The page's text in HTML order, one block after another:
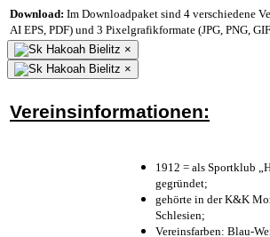
Download: Im Downloadpaket sind 4 verschiedene
AI EPS, PDF) und 3 Pixelgrafikformate (JPG, PNG,
×
×
Vereinsinformationen:
1912 = als Sportklub
gegründet;
gehörte in der K&K
Schlesien;
Vereinsfarben: Blau-